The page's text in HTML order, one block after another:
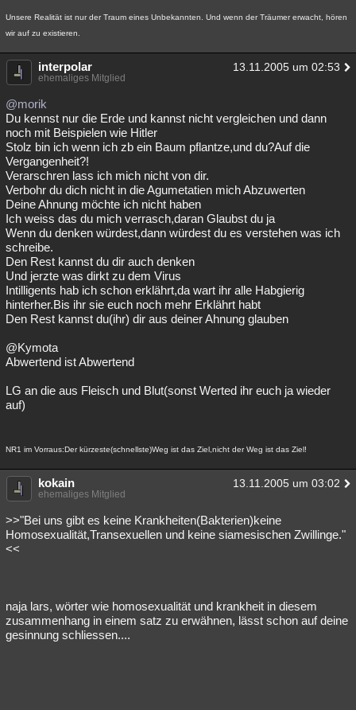
Unsere Realität ist nur der Traum eines Unbekannten. Und wenn der Träumer erwacht, hören
wir auf zu existieren.
interpolar 13.11.2005 um 02:53
ehemaliges Mitglied
@morik
Du kennst nur die Erde und kannst nicht vergleichen und dann
noch mit Beispielen wie Hitler
Stolz bin ich wenn ich zb ein Baum pflantze,und du?Auf die
Vergangenheit?!
Verarschren lass ich mich nicht von dir.
Verbohr du dich nicht in die Agumetatien mich Abzuwerten
Deine Ahnung möchte ich nicht haben
Ich weiss das du mich verrasch,daran Glaubst du ja
Wenn du denken würdest,dann würdest du es verstehen was ich
schreibe.
Den Rest kannst du dir auch denken
Und jerzte was dirkt zu dem Virus
Intilligents hab ich schon erklährt,da wart ihr alle Habgierig
hinterher.Bis ihr sie euch noch mehr Erklährt habt
Den Rest kannst du(ihr) dir aus deiner Ahnung glauben
@Kymota
Abwertend ist Abwertend
LG an die aus Fleisch und Blut(sonst Werted ihr euch ja wieder
auf)
NR1 im Vorraus:Der kürzeste(schnellste)Weg ist das Ziel,nicht der Weg ist das Ziel!
kokain 13.11.2005 um 03:02
ehemaliges Mitglied
>>"Bei uns gibt es keine Krankheiten(Bakterien)keine
Homosexualität,Transexuellen und keine siamesischen Zwillinge."
<<
naja lars, wörter wie homosexualität und krankheit in diesem
zusammenhang in einem satz zu erwähnen, lässt schon auf deine
gesinnung schliessen....